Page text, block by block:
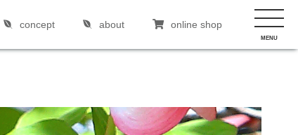
concept about online shop
MENU